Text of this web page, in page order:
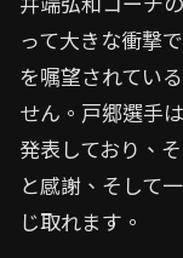
って大きな衝撃
を嘱望されてい
せん。戸郷選手
発表しており、
と感謝、そして
じ取れます。